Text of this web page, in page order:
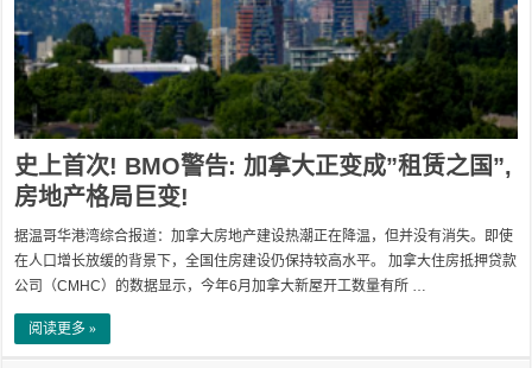
史上首次! BMO警告: 加拿大正变成”租赁之国”,
房地产格局巨变!
据温哥华港湾综合报道：加拿大房地产建设热潮正在降温，但并没有消失。即使
在人口增长放缓的背景下，全国住房建设仍保持较高水平。 加拿大住房抵押贷款
公司（CMHC）的数据显示，今年6月加拿大新屋开工数量有所 …
阅读更多 »